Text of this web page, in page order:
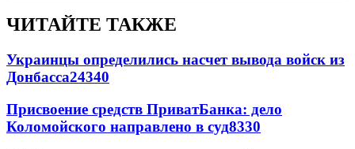
ЧИТАЙТЕ ТАКЖЕ
Украинцы определились насчет вывода войск из
Донбасса24340
Присвоение средств ПриватБанка: дело
Коломойского направлено в суд8330